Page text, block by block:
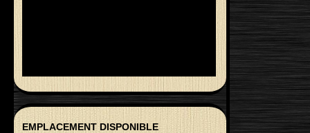
EMPLACEMENT DISPONIBLE